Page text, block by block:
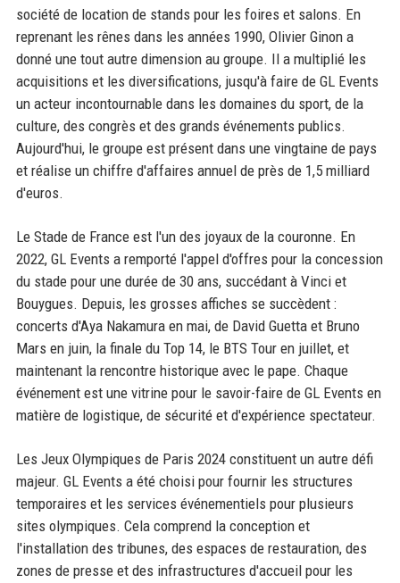
société de location de stands pour les foires et salons. En
reprenant les rênes dans les années 1990, Olivier Ginon a
donné une tout autre dimension au groupe. Il a multiplié les
acquisitions et les diversifications, jusqu'à faire de GL Events
un acteur incontournable dans les domaines du sport, de la
culture, des congrès et des grands événements publics.
Aujourd'hui, le groupe est présent dans une vingtaine de pays
et réalise un chiffre d'affaires annuel de près de 1,5 milliard
d'euros.
Le Stade de France est l'un des joyaux de la couronne. En
2022, GL Events a remporté l'appel d'offres pour la concession
du stade pour une durée de 30 ans, succédant à Vinci et
Bouygues. Depuis, les grosses affiches se succèdent :
concerts d'Aya Nakamura en mai, de David Guetta et Bruno
Mars en juin, la finale du Top 14, le BTS Tour en juillet, et
maintenant la rencontre historique avec le pape. Chaque
événement est une vitrine pour le savoir-faire de GL Events en
matière de logistique, de sécurité et d'expérience spectateur.
Les Jeux Olympiques de Paris 2024 constituent un autre défi
majeur. GL Events a été choisi pour fournir les structures
temporaires et les services événementiels pour plusieurs
sites olympiques. Cela comprend la conception et
l'installation des tribunes, des espaces de restauration, des
zones de presse et des infrastructures d'accueil pour les